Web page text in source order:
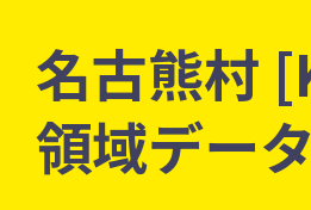
名古熊村
領域デー